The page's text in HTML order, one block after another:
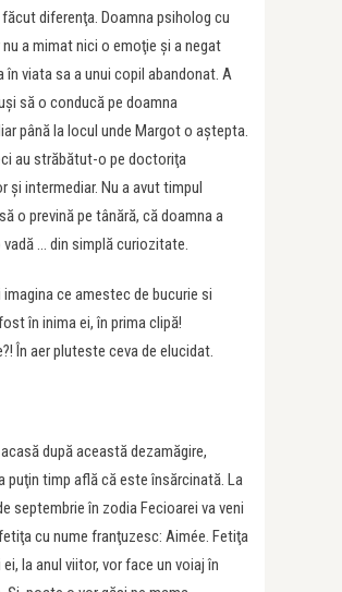
diferenţa. Doamna psiholog cu
nu a mimat nici o emoţie şi a negat
în viata sa a unui copil abandonat. A
să o conducă pe doamna
până la locul unde Margot o aştepta.
au străbătut-o pe doctoriţa
şi intermediar. Nu a avut timpul
o prevină pe tânără, că doamna a
… din simplă curiozitate.
imagina ce amestec de bucurie si
în inima ei, în prima clipă!
În aer pluteste ceva de elucidat.
după această dezamăgire,
puţin timp află că este însărcinată. La
septembrie în zodia Fecioarei va veni
cu nume franţuzesc: Aimée. Fetiţa
ei, la anul viitor, vor face un voiaj în